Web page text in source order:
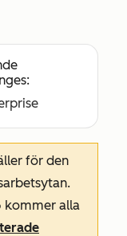
för den
kommer alla